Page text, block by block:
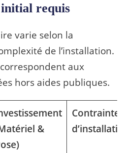
initial requis
varie selon la
de l’installation.
aux
hors aides publiques.
&
Contraintes